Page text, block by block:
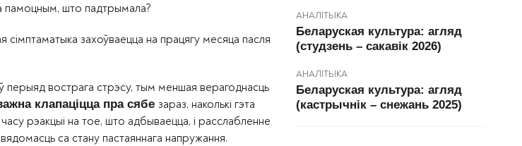
памоцным, што падтрымала?
сімптаматыка захоўваецца на працягу месяца пасля
перыяд вострага стрэсу, тым меншая верагоднасць
клапаціцца пра сябе зараз, наколькі гэта
рэакцыі на тое, што адбываецца, і расслабленне
са стану пастаяннага напружання.
АНАЛІТЫКА
Беларуская культура: агляд
(студзень – сакавік 2026)
АНАЛІТЫКА
Беларуская культура: агляд
(кастрычнік – снежань 2025)